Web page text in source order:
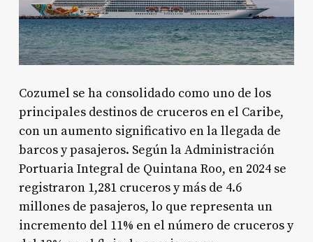
Cozumel se ha consolidado como uno de los
principales destinos de cruceros en el Caribe,
con un aumento significativo en la llegada de
barcos y pasajeros. Según la Administración
Portuaria Integral de Quintana Roo, en 2024 se
registraron 1,281 cruceros y más de 4.6
millones de pasajeros, lo que representa un
incremento del 11% en el número de cruceros y